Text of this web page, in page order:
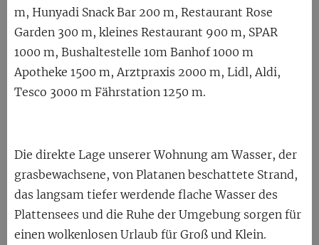
m, Hunyadi Snack Bar 200 m, Restaurant Rose
Garden 300 m, kleines Restaurant 900 m, SPAR
1000 m, Bushaltestelle 10m Banhof 1000 m
Apotheke 1500 m, Arztpraxis 2000 m, Lidl, Aldi,
Tesco 3000 m Fährstation 1250 m.
Die direkte Lage unserer Wohnung am Wasser, der
grasbewachsene, von Platanen beschattete Strand,
das langsam tiefer werdende flache Wasser des
Plattensees und die Ruhe der Umgebung sorgen für
einen wolkenlosen Urlaub für Groß und Klein.